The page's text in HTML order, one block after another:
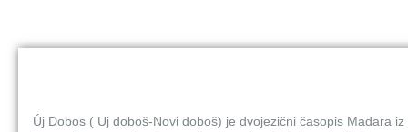
Új Dobos ( Uj doboš-Novi doboš) je dvojezični časopis Mađara iz